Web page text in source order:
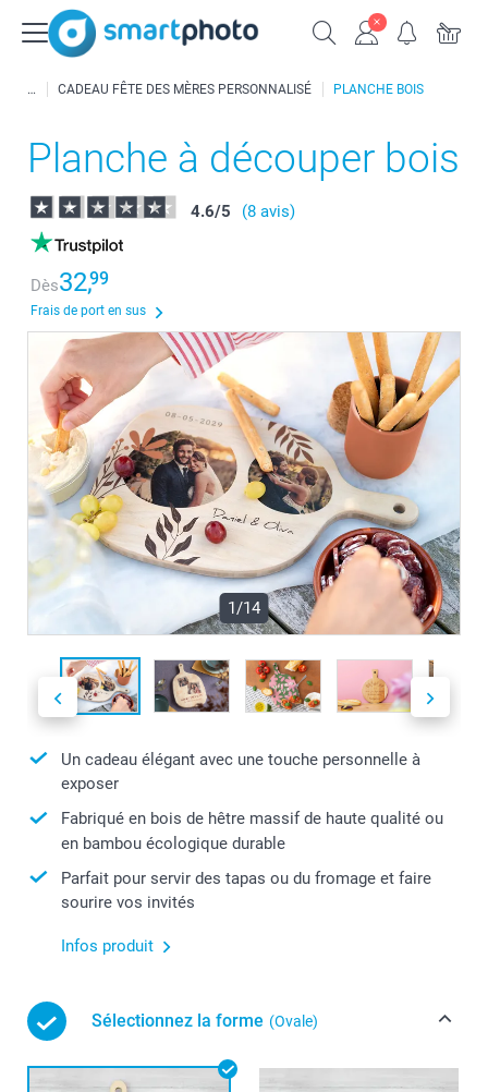
CADEAU FÊTE DES MÈRES PERSONNALISÉ PLANCHE BOIS
Planche à découper bois
4.6/5 (8 avis)
Dès32,99
Frais de port en sus
1/14
Un cadeau élégant avec une touche personnelle à
exposer
Fabriqué en bois de hêtre massif de haute qualité ou
en bambou écologique durable
Parfait pour servir des tapas ou du fromage et faire
sourire vos invités
Infos produit
Sélectionnez la forme (Ovale)